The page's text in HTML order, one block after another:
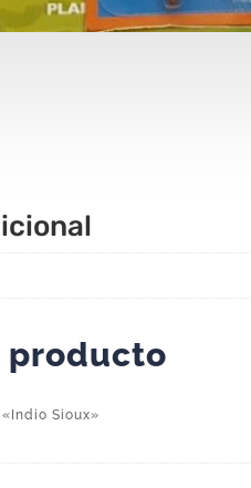
producto
Sioux»